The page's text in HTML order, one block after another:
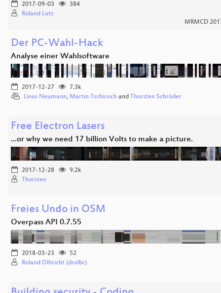
2017-09-03
384
Roland Lutz
MRMCD
Der PC-Wahl-Hack
Analyse einer Wahlsoftware
2017-12-27
7.3k
Linus Neumann, Martin Tschirsich and Thorsten Schröder
Free Electron Lasers
...or why we need 17 billion Volts to make a picture.
2017-12-28
9.2k
Thorsten
Freies Undo in OSM
Overpass API 0.7.55
2018-03-23
52
Roland Olbricht (drolbr)